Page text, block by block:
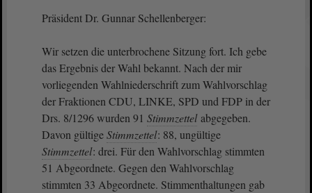
Präsident Dr. Gunnar Schellenberger:
Wir setzen die unterbrochene Sitzung fort. Ich gebe
das Ergebnis der Wahl bekannt. Nach der mir
vorliegenden Wahlniederschrift zum Wahlvorschlag
der Fraktionen CDU, LINKE, SPD und FDP in der
Drs. 8/1296 wurden 91 Stimmzettel abgegeben.
Davon gültigeStimmzettel: 88, ungültige
Stimmzettel: drei. Für den Wahlvorschlag stimmten
51 Abgeordnete. Gegen den Wahlvorschlag
stimmten 33 Abgeordnete. Stimmenthaltungen gab